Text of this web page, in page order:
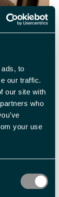
to
our traffic.
our site with
who
your use